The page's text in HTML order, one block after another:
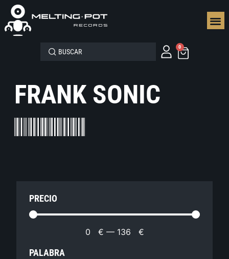
0
FRANK SONIC
PRECIO
0 € — 136 €
PALABRA